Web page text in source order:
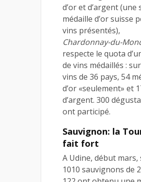
d’or et d’argent (une
médaille d’or suisse
vins présentés),
Chardonnay-du-
respecte le quota
de vins médaillés :
vins de 36 pays, 54
d’or «seulement» et
d’argent. 300
ont participé.
Sauvignon: la
fait fort
A Udine, début mars,
1010 sauvignons de